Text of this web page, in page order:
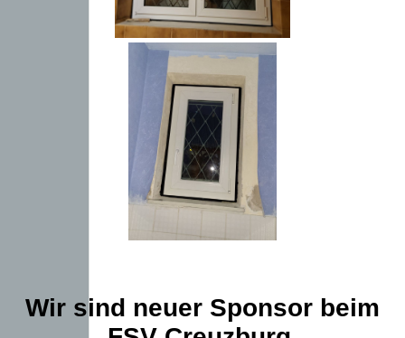
Wir sind neuer Sponsor beim